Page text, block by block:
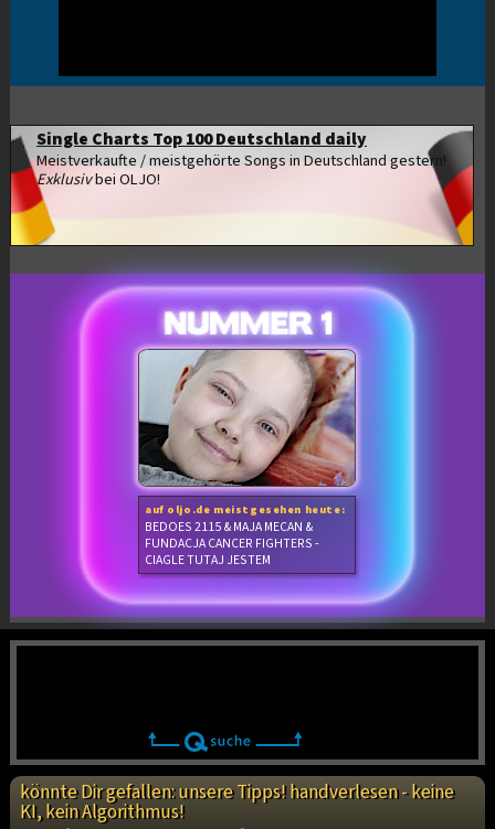
Single Charts Top 100 Deutschland daily
Meistverkaufte / meistgehörte Songs in Deutschland gestern!
Exklusivbei OLJO!
auf oljo.de meistgesehen heute:
BEDOES 2115 & MAJA MECAN &
FUNDACJA CANCER FIGHTERS -
CIAGLE TUTAJ JESTEM
könnte Dir gefallen: unsere Tipps! handverlesen - keine
KI, kein Algorithmus!